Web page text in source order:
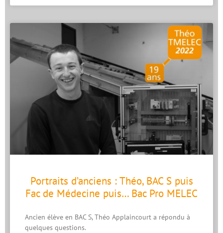
Portraits d’anciens : Théo, BAC S puis
Fac de Médecine puis… Bac Pro MELEC
Ancien élève en BAC S, Théo Applaincourt a répondu à
quelques questions.